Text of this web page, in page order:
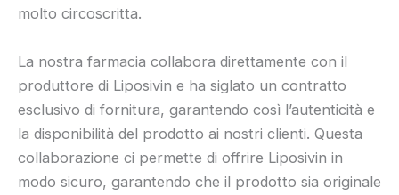
molto circoscritta.
La nostra farmacia collabora direttamente con il
produttore di Liposivin e ha siglato un contratto
esclusivo di fornitura, garantendo così l’autenticità e
la disponibilità del prodotto ai nostri clienti. Questa
collaborazione ci permette di offrire Liposivin in
modo sicuro, garantendo che il prodotto sia originale